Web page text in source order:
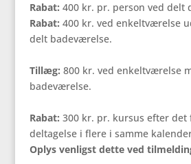
Rabat: 400 kr. pr. person ved delt
Rabat: 400 kr. ved enkeltværelse
delt badeværelse.
Tillæg: 800 kr. ved enkeltværelse
badeværelse.
Rabat: 300 kr. pr. kursus efter det
deltagelse i flere i samme
Oplys venligst dette ved